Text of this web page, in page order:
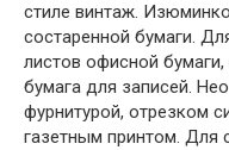
стиле винтаж.
состаренной бумаги.
листов офисной
бумага для записей.
фурнитурой, отрезком
газетным принтом. Для